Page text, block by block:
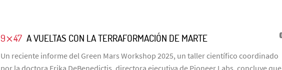
9⨯47 A VUELTAS CON LA TERRAFORMACIÓN DE MARTE
Un reciente informe del Green Mars Workshop 2025, un taller científico coordinado
por la doctora Erika DeBenedictis, directora ejecutiva de Pioneer Labs, concluye que